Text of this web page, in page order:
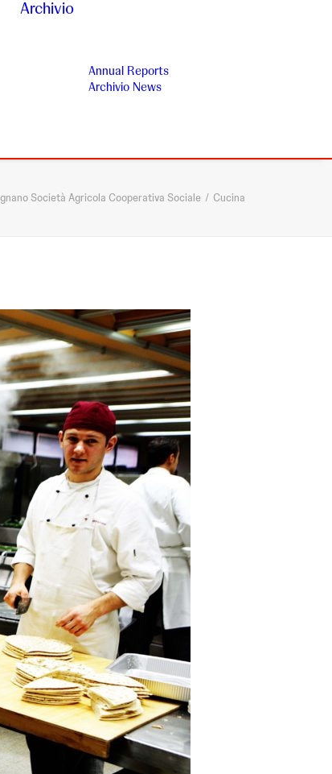
Archivio
Annual Reports
Archivio News
Società Agricola Cooperativa Sociale Cucina